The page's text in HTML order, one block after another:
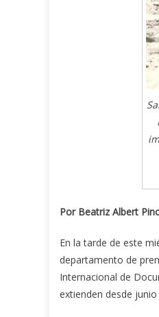
Por Beatriz Albert
En la tarde de este
departamento de
Internacional de
extienden desde